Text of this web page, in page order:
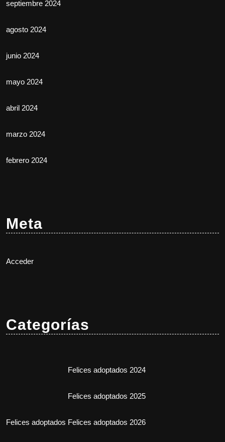
septiembre 2024
agosto 2024
junio 2024
mayo 2024
abril 2024
marzo 2024
febrero 2024
Meta
Acceder
Categorías
Felices adoptados
Felices adoptados 2024
Felices adoptados 2025
Felices adoptados 2026